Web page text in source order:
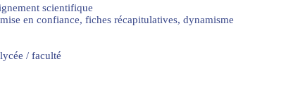
scientifique
en confiance, fiches récapitulatives, dynamisme
/ faculté